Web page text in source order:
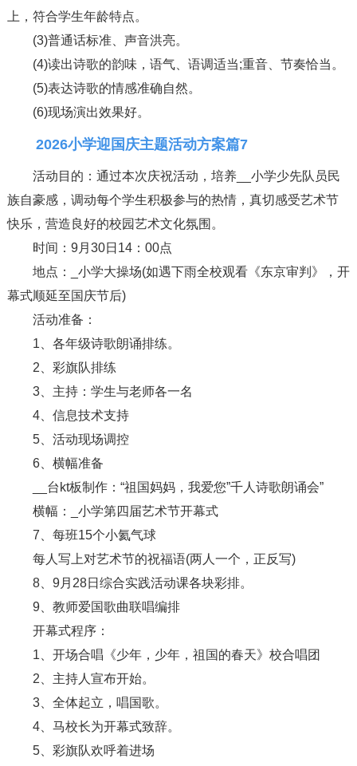
上，符合学生年龄特点。
(3)普通话标准、声音洪亮。
(4)读出诗歌的韵味，语气、语调适当;重音、节奏恰当。
(5)表达诗歌的情感准确自然。
(6)现场演出效果好。
2026小学迎国庆主题活动方案篇7
活动目的：通过本次庆祝活动，培养__小学少先队员民
族自豪感，调动每个学生积极参与的热情，真切感受艺术节
快乐，营造良好的校园艺术文化氛围。
时间：9月30日14：00点
地点：_小学大操场(如遇下雨全校观看《东京审判》，开
幕式顺延至国庆节后)
活动准备：
1、各年级诗歌朗诵排练。
2、彩旗队排练
3、主持：学生与老师各一名
4、信息技术支持
5、活动现场调控
6、横幅准备
__台kt板制作：“祖国妈妈，我爱您”千人诗歌朗诵会”
横幅：_小学第四届艺术节开幕式
7、每班15个小氦气球
每人写上对艺术节的祝福语(两人一个，正反写)
8、9月28日综合实践活动课各块彩排。
9、教师爱国歌曲联唱编排
开幕式程序：
1、开场合唱《少年，少年，祖国的春天》校合唱团
2、主持人宣布开始。
3、全体起立，唱国歌。
4、马校长为开幕式致辞。
5、彩旗队欢呼着进场